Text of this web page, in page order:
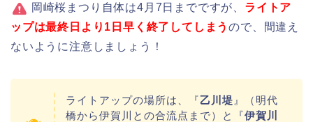
岡崎桜まつり自体は4月7日までですが、 ライトア
ップは最終日より1日早く終了してしまうので、間違え
ないように注意しましょう！
ライトアップの場所は、『乙川堤 』（明代
橋から伊賀川との合流点まで）と『伊賀川